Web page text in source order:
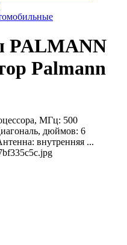
PALMANN
Palmann
МГц: 500
дюймов: 6
внутренняя ...